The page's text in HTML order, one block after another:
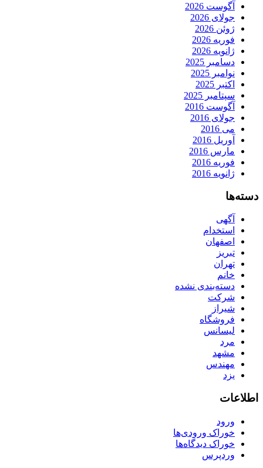
آگوست 2026
جولای 2026
ژوئن 2026
فوریه 2026
ژانویه 2026
دسامبر 2025
نوامبر 2025
اکتبر 2025
سپتامبر 2025
آگوست 2016
جولای 2016
می 2016
آوریل 2016
مارس 2016
فوریه 2016
ژانویه 2016
دسته‌ها
آگهی
استخدام
اصفهان
تبریز
تهران
خانم
دسته‌بندی نشده
شرکت
شیراز
فروشگاه
لیسانس
مرد
مشهد
مهندس
یزد
اطلاعات
ورود
خوراک ورودی‌ها
خوراک دیدگاه‌ها
وردپرس